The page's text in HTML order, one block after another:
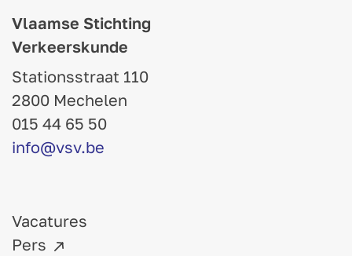
Vlaamse Stichting
Verkeerskunde
Stationsstraat 110
2800 Mechelen
015 44 65 50
info@vsv.be
Vacatures
Pers